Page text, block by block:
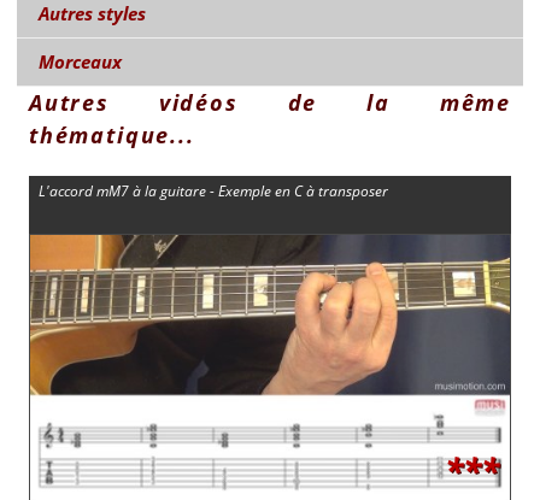
Autres styles
Morceaux
Autres vidéos de la même
thématique...
L'accord mM7 à la guitare - Exemple en C à transposer
***